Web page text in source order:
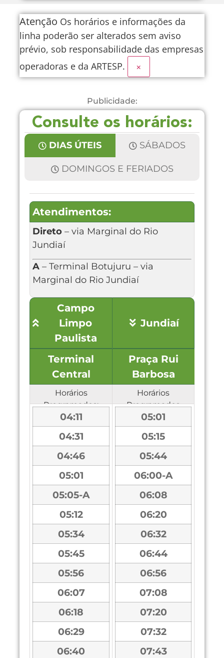
Atenção Os horários e informações da
linha poderão ser alterados sem aviso
prévio, sob responsabilidade das empresas
operadoras e da ARTESP.
×
Publicidade:
Consulte os horários:
DIAS ÚTEIS SÁBADOS
DOMINGOS E FERIADOS
Atendimentos:
Direto – via Marginal do Rio
Jundiaí
A – Terminal Botujuru – via
Marginal do Rio Jundiaí
Campo
Limpo
Paulista
Jundiaí
Terminal
Central
Praça Rui
Barbosa
Horários
Programados:
Horários
Programados
04:11
04:31
04:46
05:01
05:05-A
05:12
05:34
05:45
05:56
06:07
06:18
06:29
06:40
05:01
05:15
05:44
06:00-A
06:08
06:20
06:32
06:44
06:56
07:08
07:20
07:32
07:43